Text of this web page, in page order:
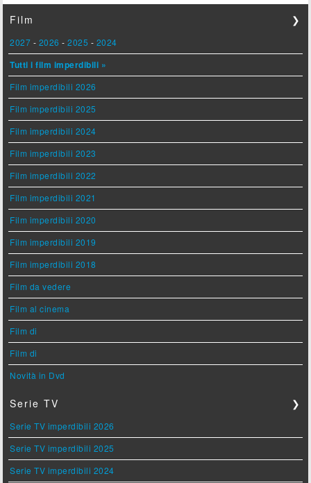
Film ❯
2027 - 2026 -2025 - 2024
Tutti i film imperdibili »
Film imperdibili 2026
Film imperdibili 2025
Film imperdibili 2024
Film imperdibili 2023
Film imperdibili 2022
Film imperdibili 2021
Film imperdibili 2020
Film imperdibili 2019
Film imperdibili 2018
Film da vedere
Film al cinema
Film di
Film di
Novità in Dvd
Serie TV ❯
Serie TV imperdibili 2026
Serie TV imperdibili 2025
Serie TV imperdibili 2024